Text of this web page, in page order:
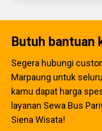
Butuh bantuan
Segera hubungi
Marpaung untuk
kamu dapat harga
layanan Sewa Bus
Siena Wisata!